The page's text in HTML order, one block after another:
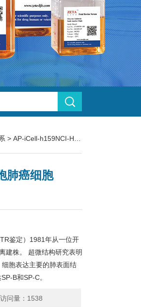
> AP-iCell-h159NCI-H358人非小细胞肺癌细胞（STR鉴定）
肺癌细胞
鉴定）1981年从一位开
建株。 超微结构研究表明
胞表达主要的肺表面结
B和SP-C。
访问量：1538